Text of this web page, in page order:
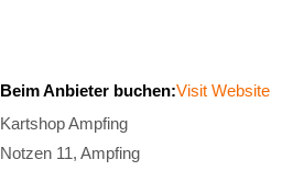
Beim Anbieter buchen:Visit Website
Kartshop Ampfing
Notzen 11, Ampfing